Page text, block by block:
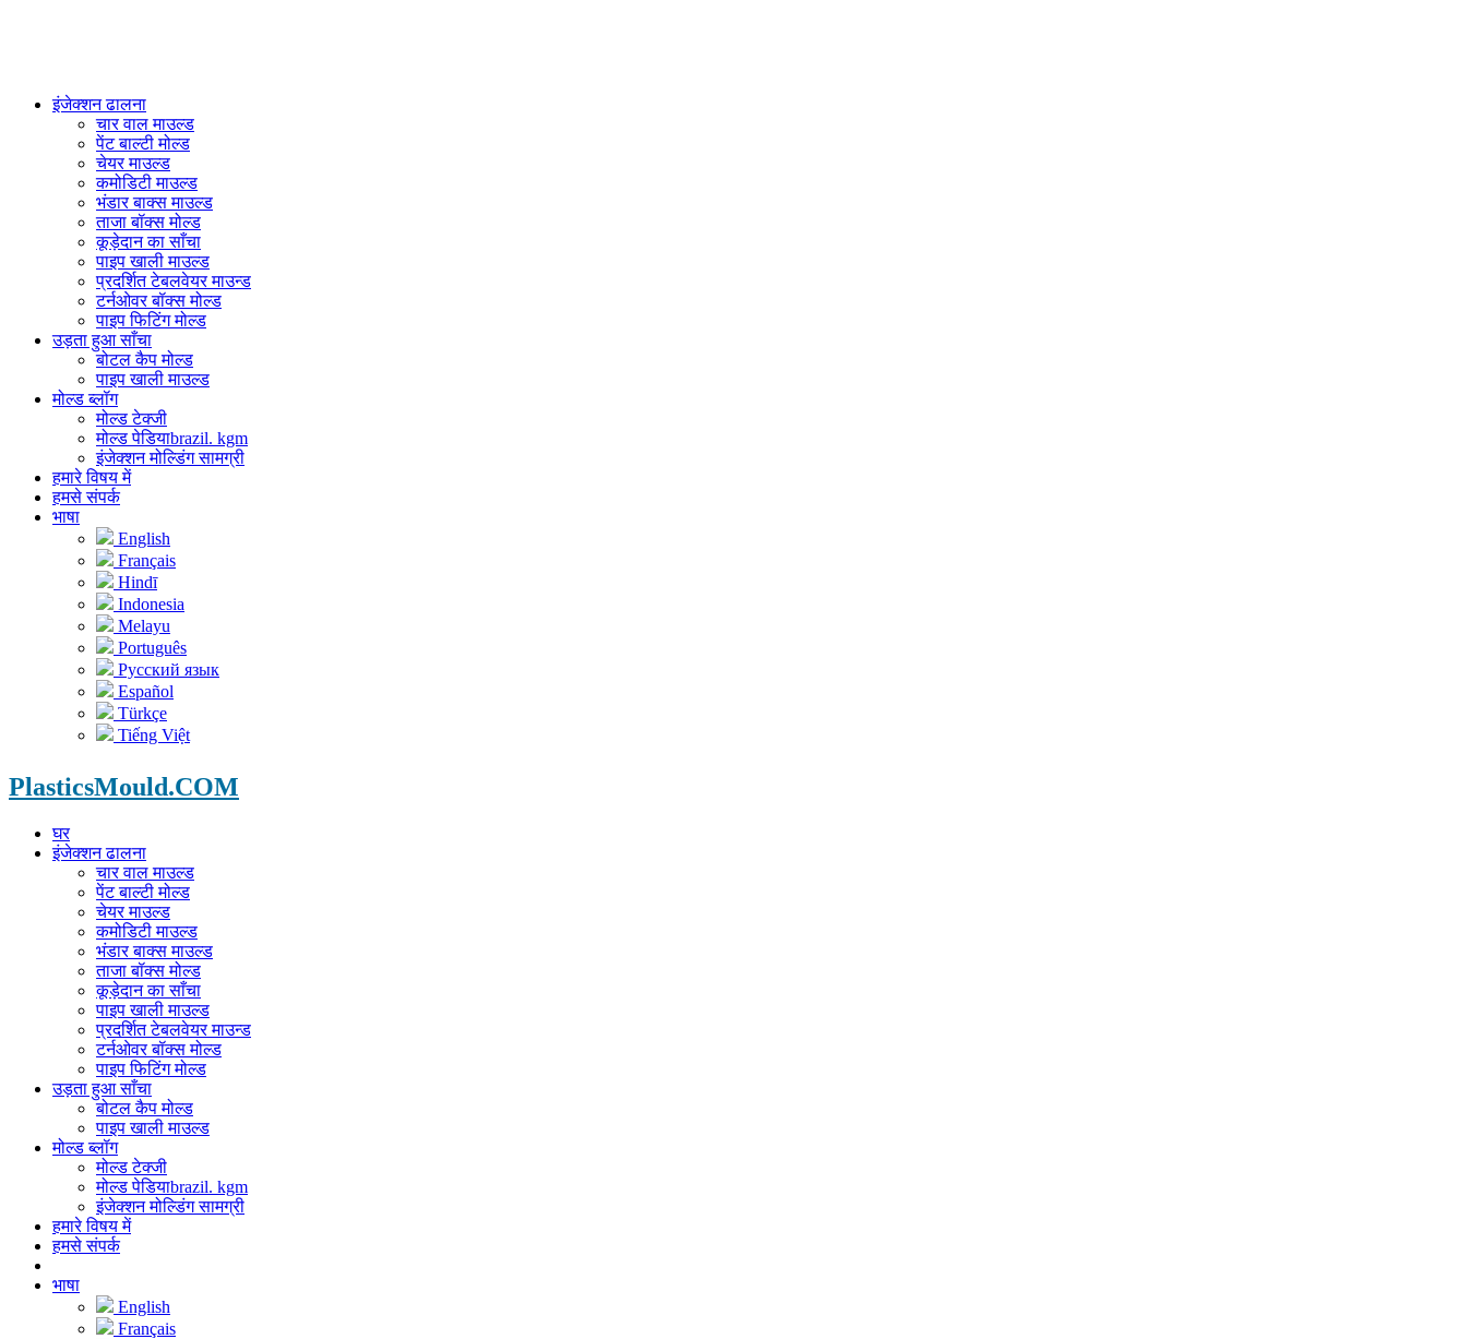
इंजेक्शन ढालना
चार वाल माउल्ड
पेंट बाल्टी मोल्ड
चेयर माउल्ड
कमोडिटी माउल्ड
भंडार बाक्स माउल्ड
ताजा बॉक्स मोल्ड
कूड़ेदान का साँचा
पाइप खाली माउल्ड
प्रदर्शित टेबलवेयर माउन्ड
टर्नओवर बॉक्स मोल्ड
पाइप फिटिंग मोल्ड
उड़ता हुआ साँचा
बोटल कैप मोल्ड
पाइप खाली माउल्ड
मोल्ड ब्लॉग
मोल्ड टेक्जी
मोल्ड पेडियाbrazil. kgm
इंजेक्शन मोल्डिंग सामग्री
हमारे विषय में
हमसे संपर्क
भाषा
English
Français
Hindī
Indonesia
Melayu
Português
Русский язык
Español
Türkçe
Tiếng Việt
PlasticsMould.COM
घर
इंजेक्शन ढालना
चार वाल माउल्ड
पेंट बाल्टी मोल्ड
चेयर माउल्ड
कमोडिटी माउल्ड
भंडार बाक्स माउल्ड
ताजा बॉक्स मोल्ड
कूड़ेदान का साँचा
पाइप खाली माउल्ड
प्रदर्शित टेबलवेयर माउन्ड
टर्नओवर बॉक्स मोल्ड
पाइप फिटिंग मोल्ड
उड़ता हुआ साँचा
बोटल कैप मोल्ड
पाइप खाली माउल्ड
मोल्ड ब्लॉग
मोल्ड टेक्जी
मोल्ड पेडियाbrazil. kgm
इंजेक्शन मोल्डिंग सामग्री
हमारे विषय में
हमसे संपर्क
भाषा
English
Français